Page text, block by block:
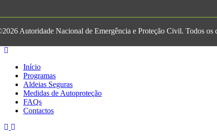
Autoridade Nacional de Emergência e Proteção Civil. Todos os
Início
Programas
Aldeias Seguras
Medidas de Autoproteção
FAQs
Contactos